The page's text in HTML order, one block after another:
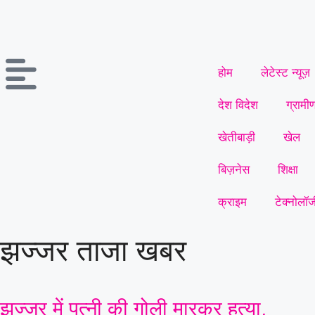
होम लेटेस्ट न्यूज़
देश विदेश
खेतीबाड़ी खेल
बिज़नेस शिक्षा
क्राइम
झज्जर ताजा खबर
झज्जर में पत्नी की गोली मारकर हत्या,